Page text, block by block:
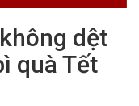
dệt
quà Tết